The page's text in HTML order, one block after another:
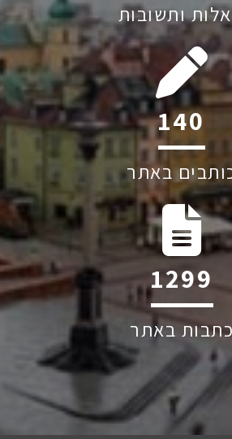
ותשובות
204
באתר
1895
באתר